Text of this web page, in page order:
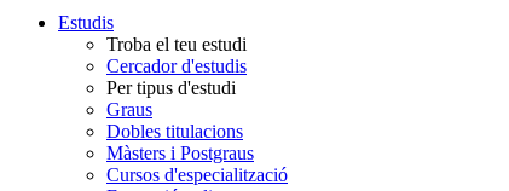
Estudis
Troba el teu estudi
Cercador d'estudis
Per tipus d'estudi
Graus
Dobles titulacions
Màsters i Postgraus
Cursos d'especialització